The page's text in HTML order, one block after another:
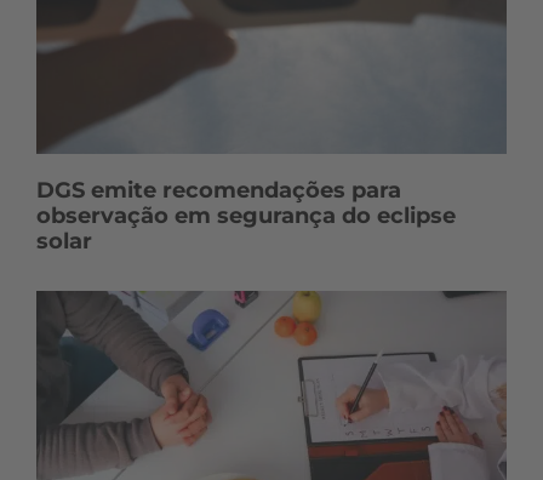
DGS emite recomendações para
observação em segurança do eclipse
solar